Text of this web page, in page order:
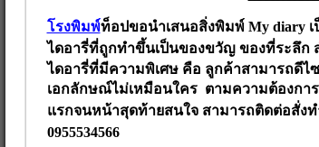
โรงพิมพ์ท็อปขอนำเสนอสิ่งพิมพ์ My diary
ไดอารี่ที่ถูกทำขึ้นเป็นของขวัญ ของที่ระลึก
ไดอารี่ที่มีความพิเศษ คือ ลูกค้าสามารถดีไ
เอกลักษณ์ไม่เหมือนใคร ตามความต้องกา
แรกจนหน้าสุดท้ายสนใจ สามารถติดต่อสั่งท
0955534566